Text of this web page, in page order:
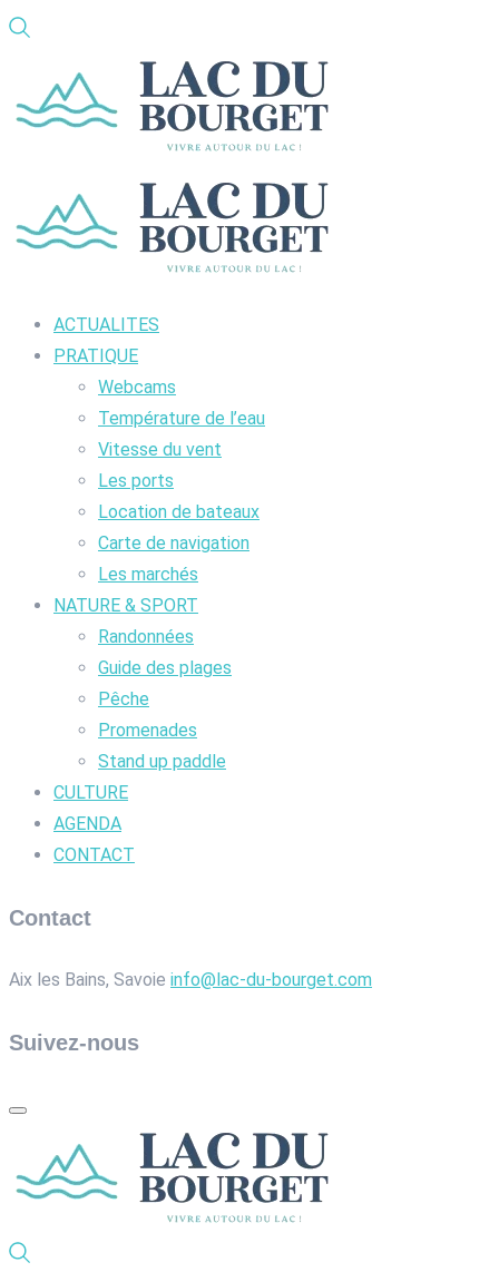
ACTUALITES
PRATIQUE
Webcams
Température de l’eau
Vitesse du vent
Les ports
Location de bateaux
Carte de navigation
Les marchés
NATURE & SPORT
Randonnées
Guide des plages
Pêche
Promenades
Stand up paddle
CULTURE
AGENDA
CONTACT
Contact
Aix les Bains, Savoie info@lac-du-bourget.com
Suivez-nous